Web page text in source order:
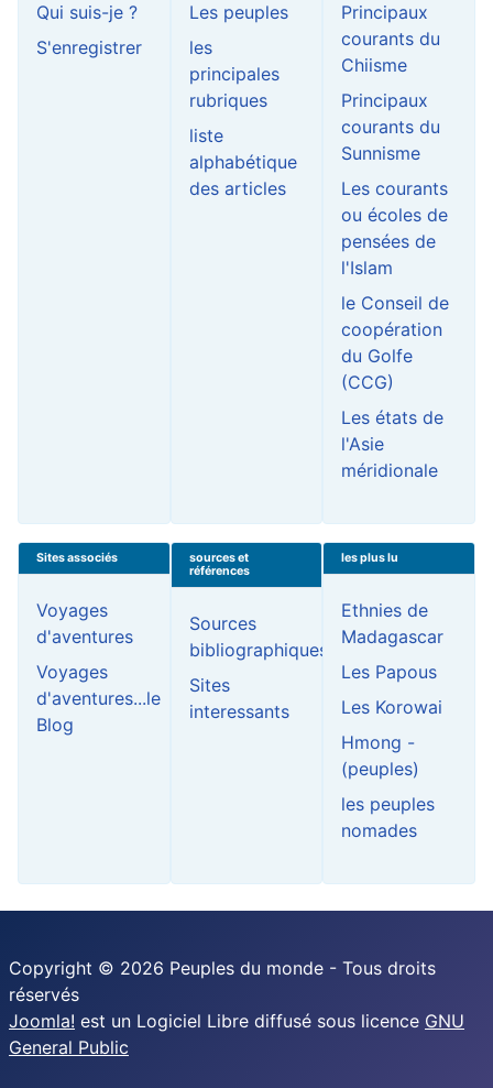
Qui suis-je ?
S'enregistrer
Les peuples
les
principales
rubriques
liste
alphabétique
des articles
Principaux
courants du
Chiisme
Principaux
courants du
Sunnisme
Les courants
ou écoles de
pensées de
l'Islam
le Conseil de
coopération
du Golfe
(CCG)
Les états de
l'Asie
méridionale
Sites associés
Voyages
d'aventures
Voyages
d'aventures...le
Blog
sources et
références
Sources
bibliographiques
Sites
interessants
les plus lu
Ethnies de
Madagascar
Les Papous
Les Korowai
Hmong -
(peuples)
les peuples
nomades
Copyright © 2026 Peuples du monde - Tous droits
réservés
Joomla! est un Logiciel Libre diffusé sous licence GNU
General Public